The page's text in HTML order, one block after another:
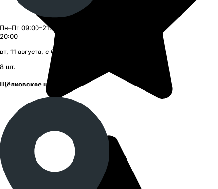
Пн–Пт 09:00–21:00, Сб–Вс 09:00–
20:00
вт, 11 августа, с 09:00
8 шт.
Щёлковское шоссе